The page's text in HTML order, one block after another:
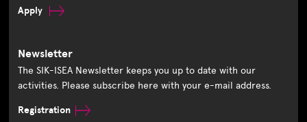
Apply
Newsletter
The SIK-ISEA Newsletter keeps you up to date with our
activities. Please subscribe here with your e-mail address.
Registration